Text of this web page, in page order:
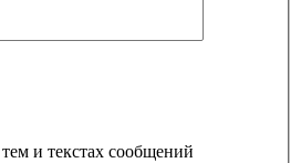
и текстах сообщений